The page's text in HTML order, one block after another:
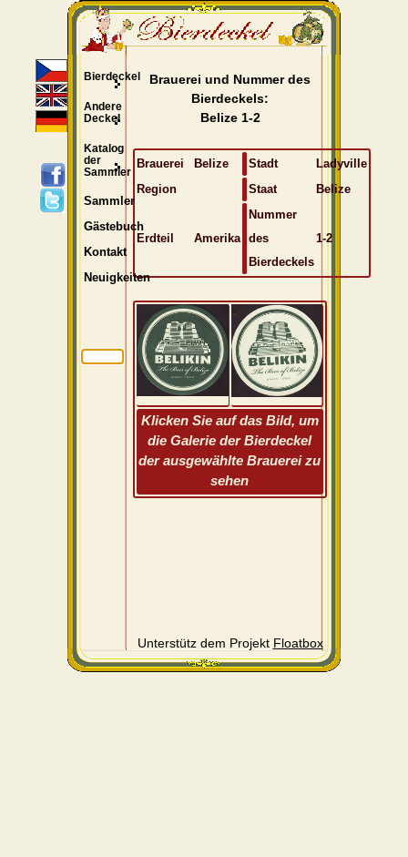
Brauerei und Nummer des
Bierdeckels:
Belize 1-2
Brauerei Belize Stadt
Ladyville
Region
Staat Belize
Erdteil Amerika
Nummer
des
Bierdeckels
1-2
Klicken Sie auf das Bild, um
die Galerie der Bierdeckel
der ausgewählte Brauerei zu
sehen
Unterstütz dem Projekt Floatbox
Bierdeckel
Andere
Deckel
Katalog
der
Sammler
Sammler
Gästebuch
Kontakt
Neuigkeiten